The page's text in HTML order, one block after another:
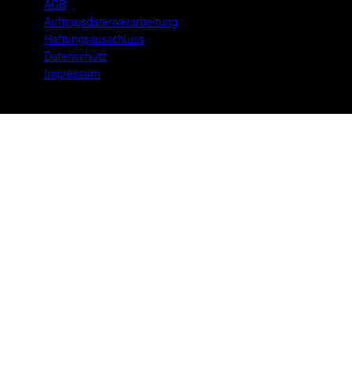
AGB
Auftragsdatenverarbeitung
Haftungsausschluss
Datenschutz
Impressum